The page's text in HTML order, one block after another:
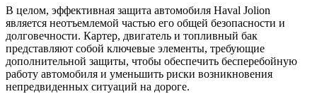
В целом, эффективная защита автомобиля Haval Jolion
является неотъемлемой частью его общей безопасности и
долговечности. Картер, двигатель и топливный бак
представляют собой ключевые элементы, требующие
дополнительной защиты, чтобы обеспечить бесперебойную
работу автомобиля и уменьшить риски возникновения
непредвиденных ситуаций на дороге.